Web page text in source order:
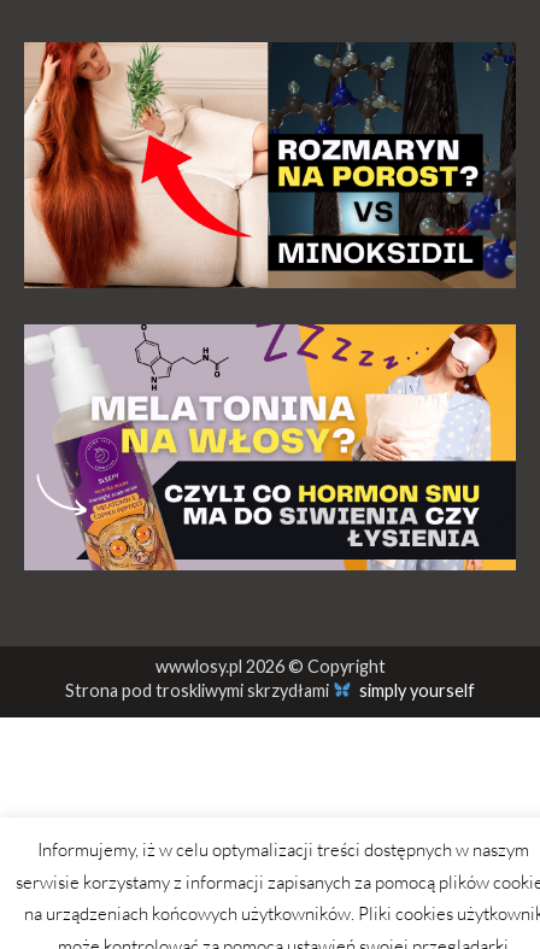
wwwlosy.pl 2026 © Copyright
Strona pod troskliwymi skrzydłami
simply yourself
Informujemy, iż w celu optymalizacji treści dostępnych w naszym
serwisie korzystamy z informacji zapisanych za pomocą plików
na urządzeniach końcowych użytkowników. Pliki cookies